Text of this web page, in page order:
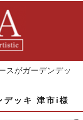
スがガーデンデッ
デッキ 津市i様